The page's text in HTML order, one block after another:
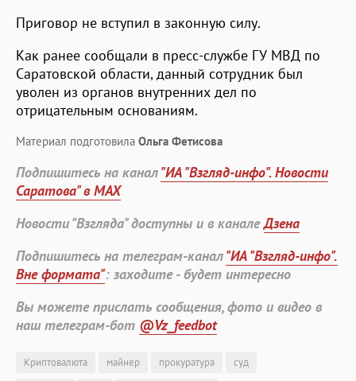
Приговор не вступил в законную силу.
Как ранее сообщали в пресс-службе ГУ МВД по
Саратовской области, данный сотрудник был
уволен из органов внутренних дел по
отрицательным основаниям.
Материал подготовила Ольга Фетисова
Подпишитесь на канал"ИА "Взгляд-инфо". Новости
Саратова" в MAX
Новости "Взгляда" доступны и в каналеДзена
Подпишитесь на телеграм-канал"ИА "Взгляд-инфо".
Вне формата": заходите - будет интересно
Вы можете прислать сообщения, фото и видео в
наш телеграм-бот @Vz_feedbot
Криптовалюта майнер прокуратура
суд